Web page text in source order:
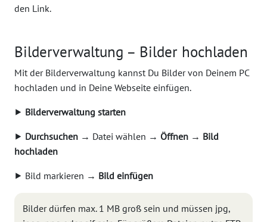
den Link.
Bilderverwaltung – Bilder hochladen
Mit der Bilderverwaltung kannst Du Bilder von Deinem PC
hochladen und in Deine Webseite einfügen.
⯈ Bilderverwaltung starten
⯈ Durchsuchen → Datei wählen → Öffnen → Bild
hochladen
⯈ Bild markieren → Bild einfügen
Bilder dürfen max. 1 MB groß sein und müssen jpg,